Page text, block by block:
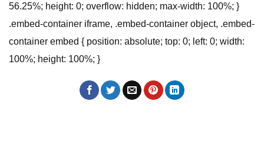
56.25%; height: 0; overflow: hidden; max-width: 100%; }
.embed-container iframe, .embed-container object, .embed-
container embed { position: absolute; top: 0; left: 0; width:
100%; height: 100%; }